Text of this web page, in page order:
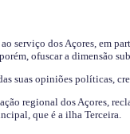
serviço dos Açores, em
ofuscar a dimensão
suas opiniões políticas,
regional dos Açores,
que é a ilha Terceira.